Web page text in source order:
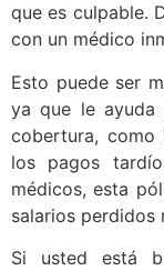
que es culpable.
con un médico
Esto puede ser
ya que le ayuda
cobertura, como
los pagos
médicos, esta
salarios perdidos
Si usted está